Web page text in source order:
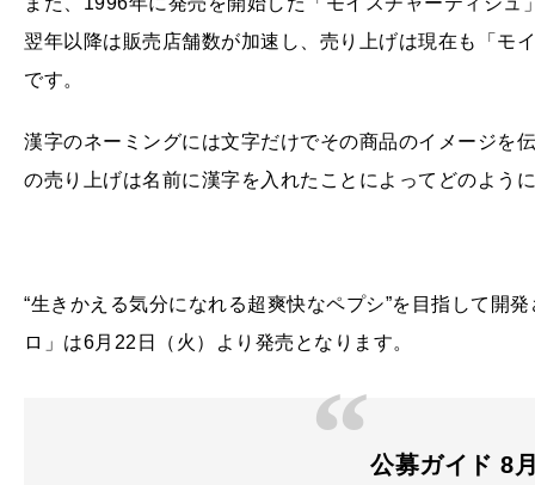
翌年以降は販売店舗数が加速し、売り上げは現在も「モ
です。
漢字のネーミングには文字だけでその商品のイメージを
の売り上げは名前に漢字を入れたことによってどのよう
“生きかえる気分になれる超爽快なペプシ”を目指して開
ロ」は6月22日（火）より発売となります。
公募ガイド 8